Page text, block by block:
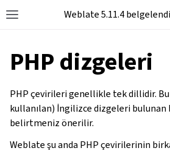
Toggle site navigation sidebar
Weblate 5.11.4
PHP dizgeleri
PHP çevirileri genellikle tek dillidir. Bu
kullanılan) İngilizce dizgeleri bulunan
belirtmeniz önerilir.
Weblate şu anda PHP çevirilerinin